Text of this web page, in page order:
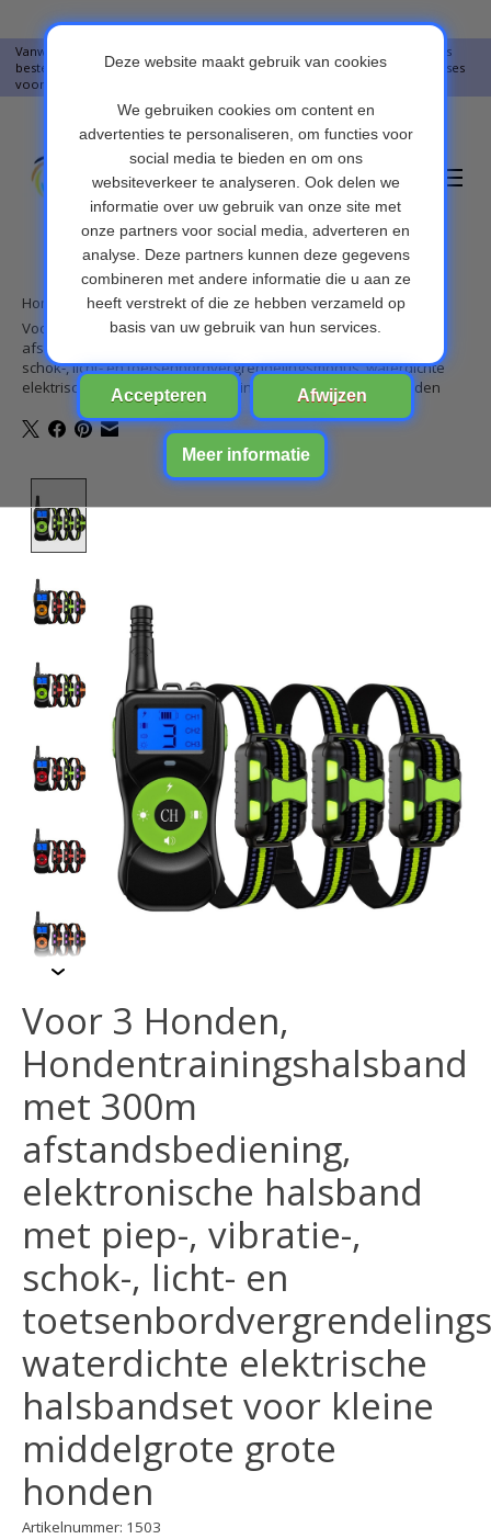
Vanwege vakantie worden er op moment geen pakketjes verstuurd. Alles
bestellingen vanaf 09-07-2026 word op 10-08-2026 verzonden. Onze excuses
voor het ongemak. Bedankt voor u begrip.
Verlanglijst
Home
Voor 3 Honden, Hondentrainingshalsband met 300m
afstandsbediening, elektronische halsband met piep-, vibratie-,
schok-, licht- en toetsenbordvergrendelingsmodus, waterdichte
elektrische halsbandset voor kleine middelgrote grote honden
Product image slideshow Items
Voor 3 Honden,
Hondentrainingshalsband
met 300m
afstandsbediening,
elektronische halsband
met piep-, vibratie-,
schok-, licht- en
waterdichte elektrische
halsbandset voor kleine
middelgrote grote
honden
Artikelnummer: 1503